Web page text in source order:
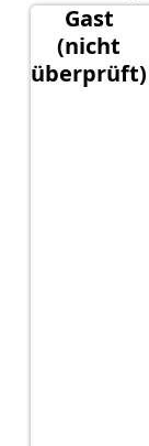
Gast
(nicht
überprüft)